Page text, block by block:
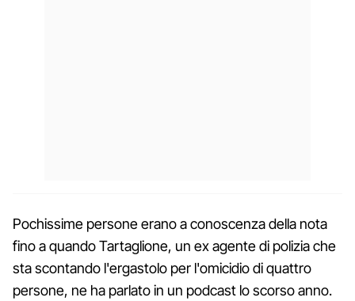
Pochissime persone erano a conoscenza della nota
fino a quando Tartaglione, un ex agente di polizia che
sta scontando l'ergastolo per l'omicidio di quattro
persone, ne ha parlato in un podcast lo scorso anno.